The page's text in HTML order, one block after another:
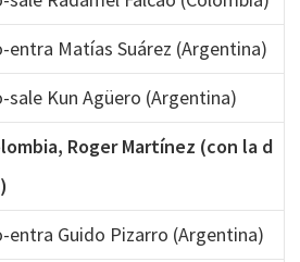
entra Matías Suárez (Argentina)
sale Kun Agüero (Argentina)
Roger Martínez (con la d
entra Guido Pizarro (Argentina)